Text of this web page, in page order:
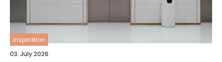
inspiration
03. July 2026